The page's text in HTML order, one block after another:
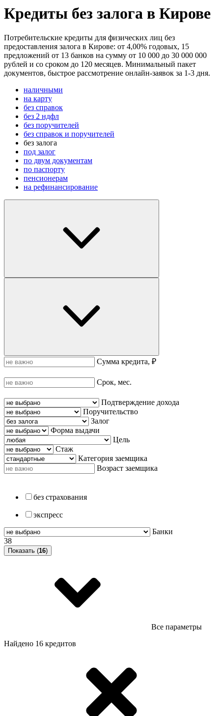
Кредиты без залога в Кирове
Потребительские кредиты для физических лиц без
предоставления залога в Кирове: от 4,00% годовых, 15
предложений от 13 банков на сумму от 10 000 до 30 000 000
рублей и со сроком до 120 месяцев. Минимальный пакет
документов, быстрое рассмотрение онлайн-заявок за 1-3 дня.
наличными
на карту
без справок
без 2 ндфл
без поручителей
без справок и поручителей
без залога
под залог
по двум документам
по паспорту
пенсионерам
на рефинансирование
Сумма кредита, ₽
Срок, мес.
Подтверждение дохода
Поручительство
Залог
Форма выдачи
Цель
Стаж
Категория заемщика
Возраст заемщика
без страхования
экспресс
Банки
38
Показать (16)
Все параметры
Найдено 16 кредитов